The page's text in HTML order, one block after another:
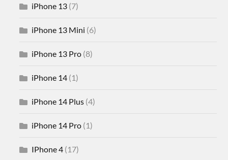
iPhone 13 (7)
iPhone 13 Mini (6)
iPhone 13 Pro (8)
iPhone 14 (1)
iPhone 14 Plus (4)
iPhone 14 Pro (1)
IPhone 4 (17)